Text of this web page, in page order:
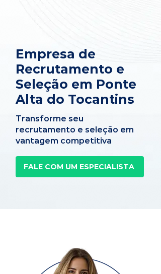
Empresa de
Recrutamento e
Seleção em Ponte
Alta do Tocantins
Transforme seu
recrutamento e seleção em
vantagem competitiva
FALE COM UM ESPECIALISTA